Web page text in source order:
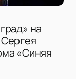
на
«Синяя